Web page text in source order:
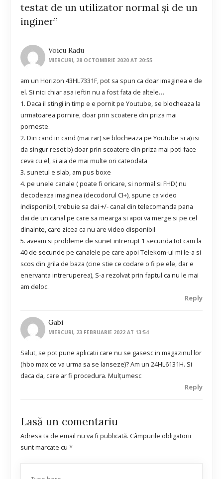
testat de un utilizator normal și de un
inginer”
Voicu Radu
MIERCURI, 28 OCTOMBRIE 2020 AT 20:55
am un Horizon 43HL7331F, pot sa spun ca doar imaginea e de
el. Si nici chiar asa ieftin nu a fost fata de altele…
1. Daca il stingi in timp e e pornit pe Youtube, se blocheaza la
urmatoarea pornire, doar prin scoatere din priza mai
porneste.
2. Din cand in cand (mai rar) se blocheaza pe Youtube si a) isi
da singur reset b) doar prin scoatere din priza mai poti face
ceva cu el, si aia de mai multe ori cateodata
3. sunetul e slab, am pus boxe
4. pe unele canale ( poate fi oricare, si normal si FHD( nu
decodeaza imaginea (decodorul CI+), spune ca video
indisponibil, trebuie sa dai +/- canal din telecomanda pana
dai de un canal pe care sa mearga si apoi va merge si pe cel
dinainte, care zicea ca nu are video disponibil
5. aveam si probleme de sunet intrerupt 1 secunda tot cam la
40 de secunde pe canalele pe care apoi Telekom-ul mi le-a si
scos din grila de baza (cine stie ce codare o fi pe ele, dar e
enervanta intreruperea), S-a rezolvat prin faptul ca nu le mai
am deloc.
Reply
Gabi
MIERCURI, 23 FEBRUARIE 2022 AT 13:54
Salut, se pot pune aplicatii care nu se gasesc in magazinul lor
(hbo max ce va urma sa se lanseze)? Am un 24HL6131H. Si
daca da, care ar fi procedura. Mulțumesc
Reply
Lasă un comentariu
Adresa ta de email nu va fi publicată. Câmpurile obligatorii
sunt marcate cu *